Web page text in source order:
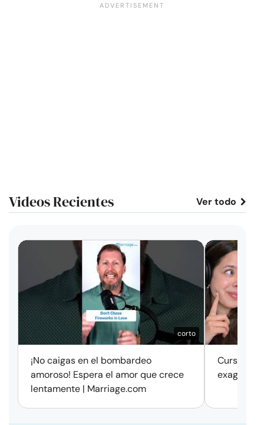
Videos Recientes Ver todo
corto
¡No caigas en el bombardeo
amoroso! Espera el amor que crece
lentamente | Marriage.com
Cursos